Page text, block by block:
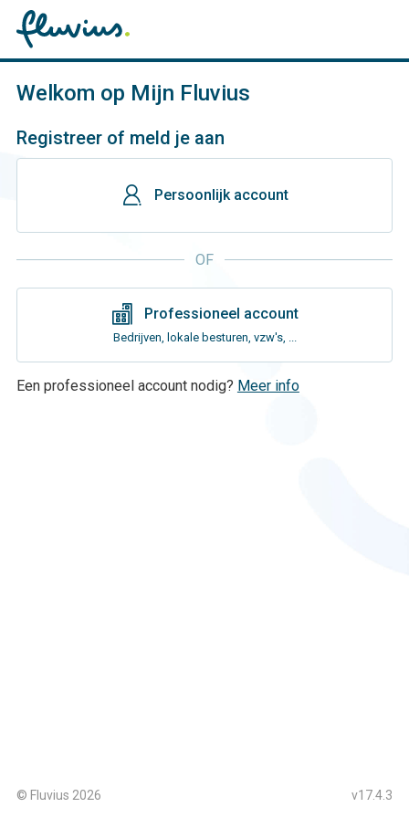
Welkom op Mijn Fluvius
Registreer of meld je aan
gebruiker Persoonlijk account
OF
gebouwen Professioneel account
Bedrijven, lokale besturen, vzw's, ...
Een professioneel account nodig? Meer info
© Fluvius 2026 v17.4.3